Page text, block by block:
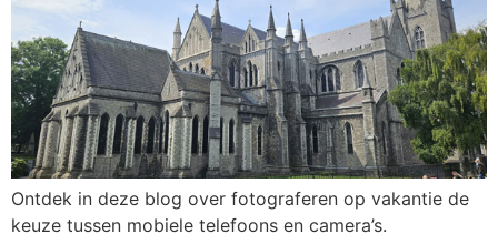
Ontdek in deze blog over fotograferen op vakantie de
keuze tussen mobiele telefoons en camera’s.